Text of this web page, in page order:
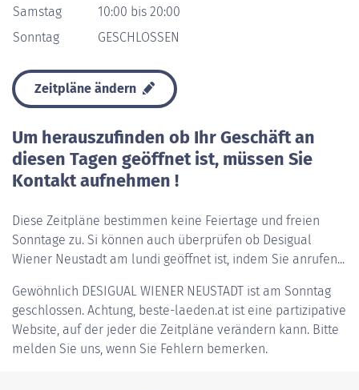
Samstag
10:00 bis 20:00
Sonntag
GESCHLOSSEN
Zeitpläne ändern
Um herauszufinden ob Ihr Geschäft an
diesen Tagen geöffnet ist, müssen Sie
Kontakt aufnehmen !
Diese Zeitpläne bestimmen keine Feiertage und freien
Sonntage zu. Si können auch überprüfen ob Desigual
Wiener Neustadt am lundi geöffnet ist, indem Sie anrufen...
Gewöhnlich DESIGUAL WIENER NEUSTADT ist am Sonntag
geschlossen. Achtung, beste-laeden.at ist eine partizipative
Website, auf der jeder die Zeitpläne verändern kann. Bitte
melden Sie uns, wenn Sie Fehlern bemerken.